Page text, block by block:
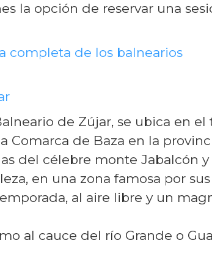
la opción de reservar una
completa de los balnearios
de Zújar, se ubica en
Comarca de Baza en la
del célebre monte Jabalcón
en una zona famosa por
al aire libre y un
al cauce del río Grande o